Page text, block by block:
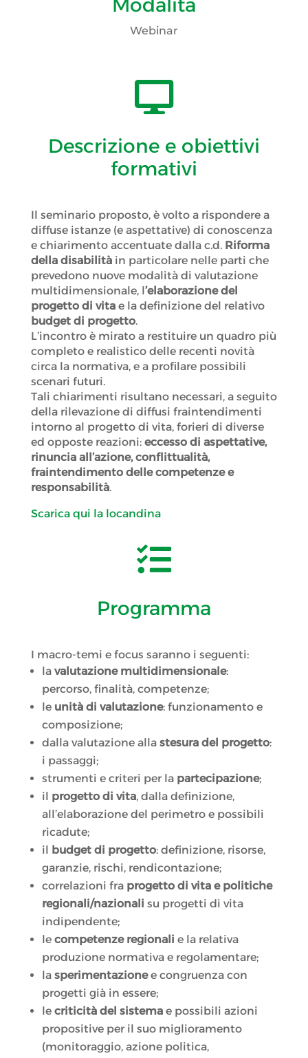
Modalità
Webinar

Descrizione e obiettivi
formativi
Il seminario proposto, è volto a rispondere a
diffuse istanze (e aspettative) di conoscenza
e chiarimento accentuate dalla c.d. Riforma
della disabilitàin particolare nelle parti che
prevedono nuove modalità di valutazione
multidimensionale, l ’elaborazione del
progetto di vitae la definizione del relativo
budget di progetto.
L’incontro è mirato a restituire un quadro più
completo e realistico delle recenti novità
circa la normativa, e a profilare possibili
scenari futuri.
Tali chiarimenti risultano necessari, a seguito
della rilevazione di diffusi fraintendimenti
intorno al progetto di vita, forieri di diverse
ed opposte reazioni: eccesso di aspettative,
rinuncia all’azione, conflittualità,
fraintendimento delle competenze e
responsabilità.
Scarica qui la locandina

Programma
I macro-temi e focus saranno i seguenti:
la valutazione multidimensionale:
percorso, finalità, competenze;
le unità di valutazione: funzionamento e
composizione;
dalla valutazione alla stesura del progetto:
i passaggi;
strumenti e criteri per la partecipazione;
il progetto di vita, dalla definizione,
all’elaborazione del perimetro e possibili
ricadute;
il
budget di progetto: definizione, risorse,
garanzie, rischi, rendicontazione;
correlazioni fra progetto di vita e politiche
regionali/nazionali su progetti di vita
indipendente;
lecompetenze regionali e la relativa
produzione normativa e regolamentare;
la sperimentazionee congruenza con
progetti già in essere;
le criticità del sistemae possibili azioni
propositive per il suo miglioramento
(monitoraggio, azione politica,